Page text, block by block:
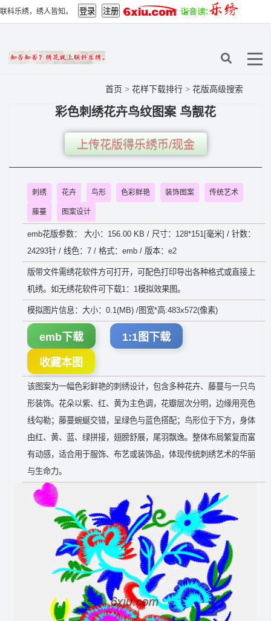
联科乐绣，绣人皆知。
首页 > 花样下载排行 > 花版高级搜索
彩色刺绣花卉鸟纹图案 鸟靓花
上传花版得乐绣币/现金
刺绣 花卉 鸟形 色彩鲜艳 装饰图案 传统艺术
藤蔓 图案设计
emb花版参数： 大小：156.00 KB / 尺寸：128*151[毫米] / 针数：
24293针 / 线色：7 / 格式：emb / 版本：e2
版带文件需绣花软件方可打开，可配色打印导出各种格式或直接上
机绣。如无绣花软件可下载1：1模拟效果图。
模拟图片信息：大小：0.1(MB) /图宽*高:483x572(像素)
emb下载 1:1图下载
收藏本图
该图案为一幅色彩鲜艳的刺绣设计，包含多种花卉、藤蔓与一只鸟
形装饰。花朵以紫、红、黄为主色调，花瓣层次分明，边缘用亮色
线勾勒；藤蔓蜿蜒交错，呈绿色与蓝色搭配；鸟形位于下方，身体
由红、黄、蓝、绿拼接，翅膀舒展，尾羽飘逸。整体布局繁复而富
有动感，适合用于服饰、布艺或装饰品，体现传统刺绣艺术的华丽
与生命力。